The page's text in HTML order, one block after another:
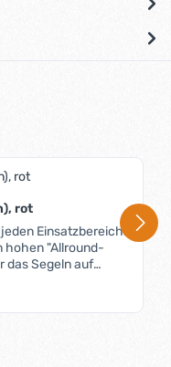
rot
Einsatzbereich.
hohen "Allround-
das Segeln auf
hohe
Das zweilagige